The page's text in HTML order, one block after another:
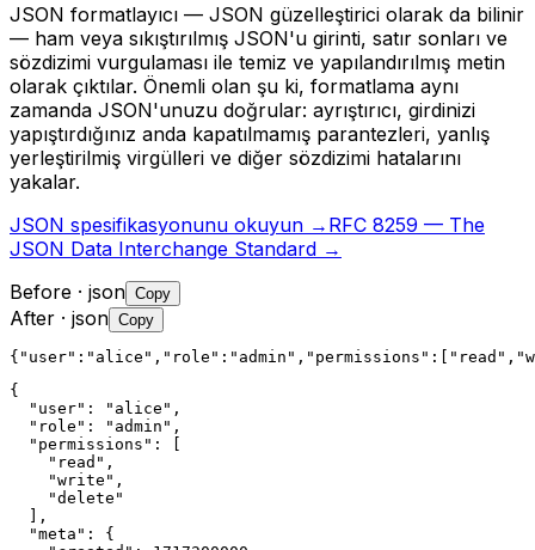
JSON formatlayıcı — JSON güzelleştirici olarak da bilinir
— ham veya sıkıştırılmış JSON'u girinti, satır sonları ve
sözdizimi vurgulaması ile temiz ve yapılandırılmış metin
olarak çıktılar. Önemli olan şu ki, formatlama aynı
zamanda JSON'unuzu doğrular: ayrıştırıcı, girdinizi
yapıştırdığınız anda kapatılmamış parantezleri, yanlış
yerleştirilmiş virgülleri ve diğer sözdizimi hatalarını
yakalar.
JSON spesifikasyonunu okuyun → RFC 8259 — The
JSON Data Interchange Standard →
Before · json Copy
After · json Copy
{
  "user": "alice",
  "role": "admin",
  "permissions": [
    "read",
    "write",
    "delete"
  ],
  "meta": {